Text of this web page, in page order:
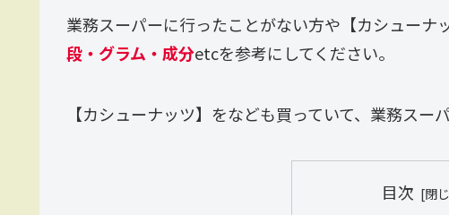
業務スーパーに行ったことがない方や【カシューナ
段・グラム・成分etcを参考にしてください。
【カシューナッツ】をなども買っていて、業務ス
目次